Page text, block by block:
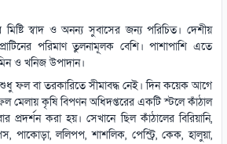
স্বাদ ও অনন্য সুবাসের জন্য পরিচিত। দেশীয়
পরিমাণ তুলনামূলক বেশি। পাশাপাশি এতে
ও খনিজ উপাদান।
ফল বা তরকারিতে সীমাবদ্ধ নেই। দিন কয়েক আগে
মেলায় কৃষি বিপণন অধিদপ্তরের একটি স্টলে কাঁঠাল
প্রদর্শন করা হয়। সেখানে ছিল কাঁঠালের বিরিয়ানি,
পাকোড়া, ললিপপ, শাশলিক, পেস্ট্রি, কেক, হালুয়া,